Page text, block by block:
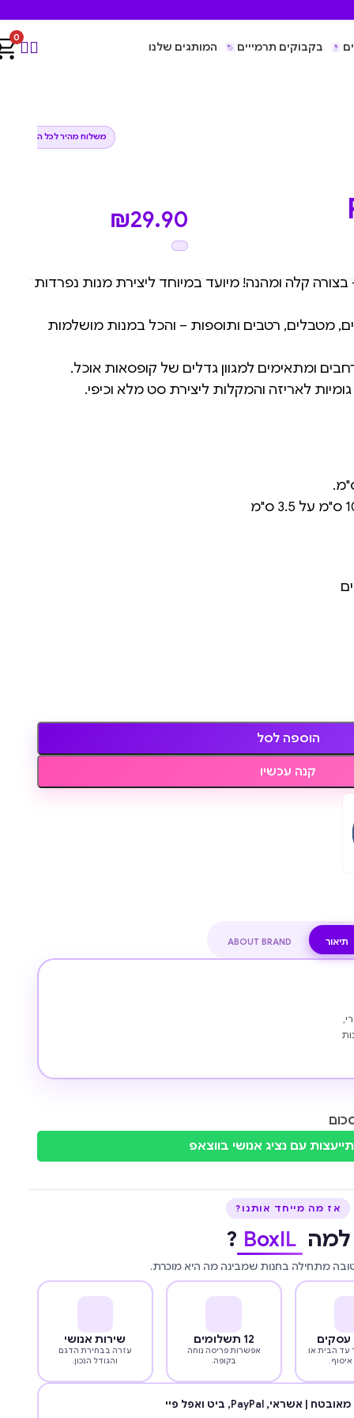
בקבוקים תרמייים המותגים שלנו
0
₪29.90
משלוח מהיר לכל הארץ
קלה ומהנה! מיועד במיוחד ליצירת מנות נפרדות
מטבלים, רטבים ותוספות – והכל במנות מושלמות
ומתאימים למגוון גדלים של קופסאות אוכל.
לאריזה והמקלות ליצירת סט מלא וכיפי.
הוספה לסל
קנה עכשיו
תיאור ABOUT BRAND
עם נציג אנושי בווצאפ
אז מה מייחד אותנו?
למה BoxIL
?
מתחילה בחנות שמבינה מה היא מוכרת.
עד הבית או
12 תשלומים
אפשרות פריסה נוחה
בקופה.
שירות אנושי
עזרה בבחירת הדגם
והגודל הנכון.
| אשראי, PayPal, ביט ואפל פיי